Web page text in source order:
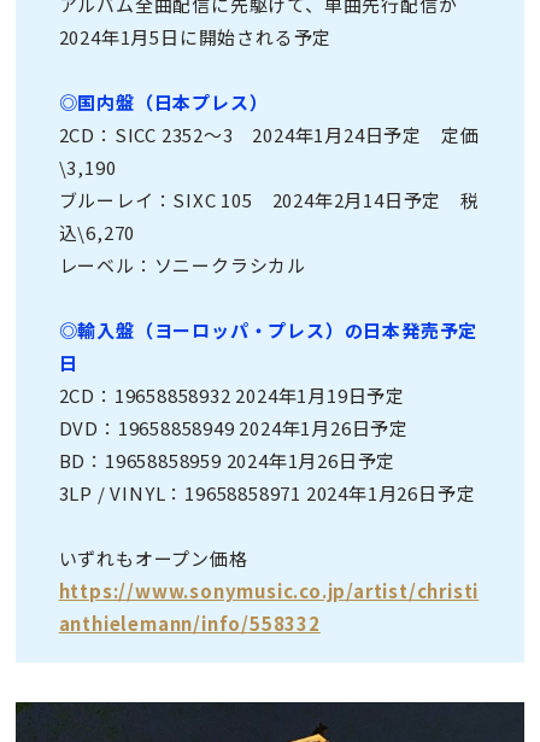
2024年1月5日に開始される予定
◎国内盤（日本プレス）
2CD：SICC 2352～3 2024年1月24日予定 定価
\3,190
ブルーレイ：SIXC 105 2024年2月14日予定 税
込\6,270
レーベル：ソニークラシカル
◎輸入盤（ヨーロッパ・プレス）の日本発売予定
日
2CD：19658858932 2024年1月19日予定
DVD：19658858949 2024年1月26日予定
BD：19658858959 2024年1月26日予定
3LP / VINYL：19658858971 2024年1月26日予定
いずれもオープン価格
https://www.sonymusic.co.jp/artist/christi
anthielemann/info/558332